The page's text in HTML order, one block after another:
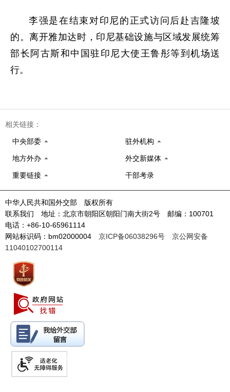
李强是在结束对印尼的正式访问后赴吉隆坡
的。离开雅加达时，印尼基础设施与区域发展统筹
部长阿古斯和中国驻印尼大使王鲁彤等到机场送
行。
相关链接：
中央部委 驻外机构
地方外办 外交新媒体
重要链接 干部考录
中华人民共和国外交部 版权所有
联系我们 地址：北京市朝阳区朝阳门南大街2号 邮编：100701
电话：+86-10-65961114
网站标识码：bm02000004 京ICP备06038296号
京公网安备
11040102700114